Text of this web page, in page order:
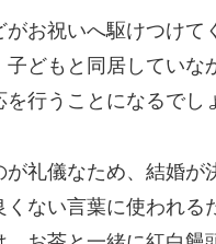
お祝いへ駆けつけて
どもと同居していな
行うことになるでし
礼儀なため、結婚が
ない言葉に使われる